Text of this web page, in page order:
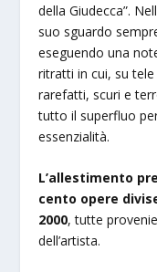
della Giudecca”.
suo sguardo
eseguendo una
ritratti in cui, su
rarefatti, scuri e
tutto il superfluo
essenzialità.
L’allestimento
cento opere
2000, tutte
dell’artista.